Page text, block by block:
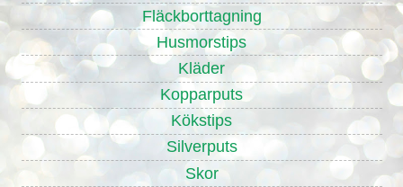
Fläckborttagning
Husmorstips
Kläder
Kopparputs
Kökstips
Silverputs
Skor